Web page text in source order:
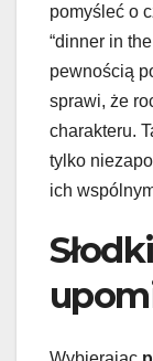
pomyśleć o
“dinner in
pewnością
sprawi, że
charakteru.
tylko
ich